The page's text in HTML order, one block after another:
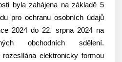
byla zahájena na základě 5
pro ochranu osobních údajů
2024 do 22. srpna 2024 na
obchodních sdělení.
elektronicky formou